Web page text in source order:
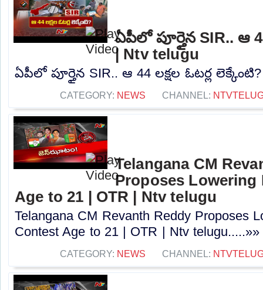
ఏపీలో పూర్తైన SIR.. ఆ
| Ntv telugu
ఏపీలో పూర్తైన SIR.. ఆ 44 లక్షల ఓటర్ల
CATEGORY: NEWS CHANNEL:
Telangana CM
Proposes Lowering
Age to 21 | OTR | Ntv telugu
Telangana CM Revanth Reddy Proposes
Contest Age to 21 | OTR | Ntv telugu.....»»
CATEGORY: NEWS CHANNEL: